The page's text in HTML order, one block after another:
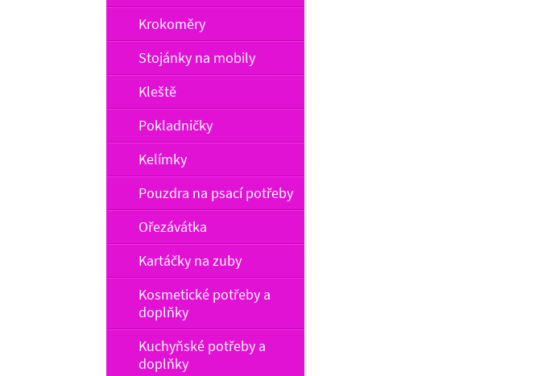
Krokoměry
Stojánky na mobily
Kleště
Pokladničky
Kelímky
Pouzdra na psací potřeby
Ořezávátka
Kartáčky na zuby
Kosmetické potřeby a
doplňky
Kuchyňské potřeby a
doplňky